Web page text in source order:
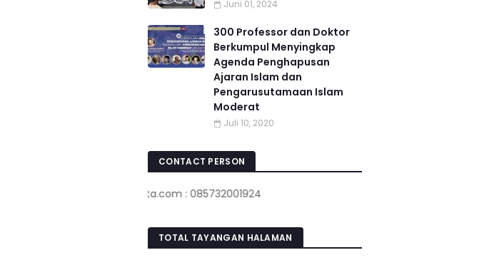
Juni 01, 2024
300 Professor dan Doktor
Berkumpul Menyingkap
Agenda Penghapusan
Ajaran Islam dan
Pengarusutamaan Islam
Moderat
Juli 10, 2020
CONTACT PERSON
www.pojokkota.com : 085732001924
TOTAL TAYANGAN HALAMAN